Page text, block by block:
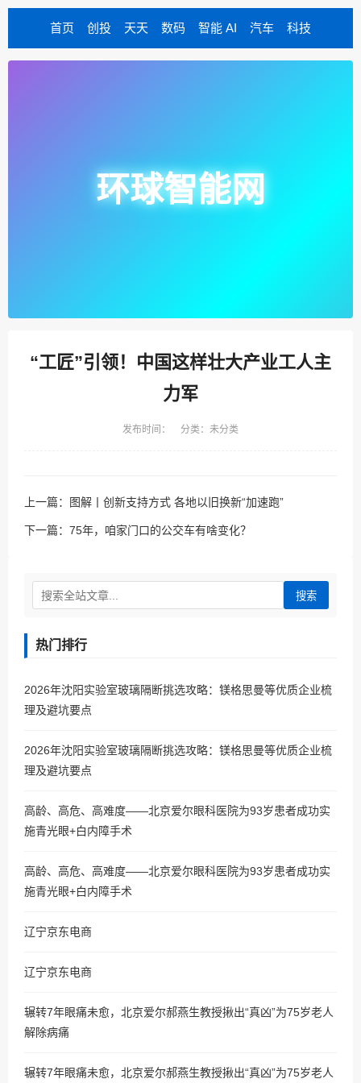
首页 创投 天天 数码 智能 AI 汽车 科技
环球智能网
“工匠”引领！中国这样壮大产业工人主
力军
发布时间： 分类：未分类
上一篇： 图解丨创新支持方式 各地以旧换新“加速跑”
下一篇： 75年，咱家门口的公交车有啥变化？
搜索
热门排行
2026年沈阳实验室玻璃隔断挑选攻略：镁格思曼等优质企业梳
理及避坑要点
2026年沈阳实验室玻璃隔断挑选攻略：镁格思曼等优质企业梳
理及避坑要点
高龄、高危、高难度——北京爱尔眼科医院为93岁患者成功实
施青光眼+白内障手术
高龄、高危、高难度——北京爱尔眼科医院为93岁患者成功实
施青光眼+白内障手术
辽宁京东电商
辽宁京东电商
辗转7年眼痛未愈，北京爱尔郝燕生教授揪出“真凶”为75岁老人
解除病痛
辗转7年眼痛未愈，北京爱尔郝燕生教授揪出“真凶”为75岁老人